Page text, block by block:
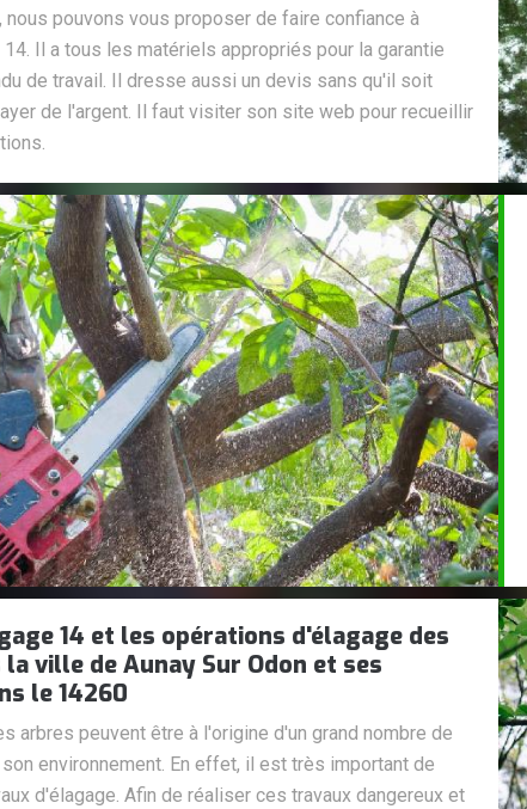
nous pouvons vous proposer de faire confiance à
Il a tous les matériels appropriés pour la garantie
de travail. Il dresse aussi un devis sans qu'il soit
de l'argent. Il faut visiter son site web pour recueillir
14 et les opérations d'élagage des
ville de Aunay Sur Odon et ses
le 14260
arbres peuvent être à l'origine d'un grand nombre de
environnement. En effet, il est très important de
d'élagage. Afin de réaliser ces travaux dangereux et